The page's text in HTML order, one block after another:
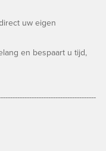
uw eigen
en bespaart u tijd,